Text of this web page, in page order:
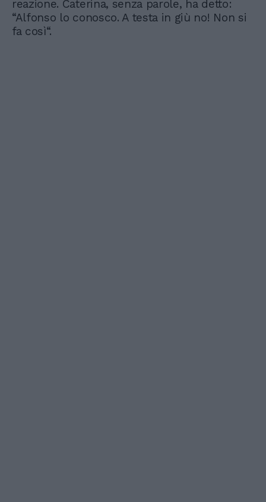
reazione. Caterina, senza parole, ha detto:
“Alfonso lo conosco. A testa in giù no! Non si
fa così“.